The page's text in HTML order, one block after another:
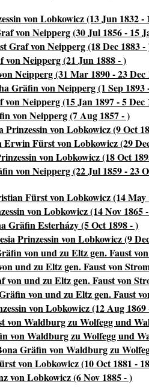
von Lobkowicz (13 Jun 1832 -
von Neipperg (30 Jul 1856 - 15
Graf von Neipperg (18 Dec 1883 -
Neipperg (21 Jun 1888 - )
Neipperg (31 Mar 1890 - 23 Dec
Gräfin von Neipperg (1 Sep 1893
Neipperg (15 Jan 1897 - 5 Dec
von Neipperg (7 Aug 1857 - )
Prinzessin von Lobkowicz (9 Oct
Fürst von Lobkowicz (29
von Lobkowicz (18 Oct
von Neipperg (22 Jul 1859 - 23
Fürst von Lobkowicz (14 May
von Lobkowicz (14 Nov 1865
Gräfin Esterházy (5 Oct 1898 - )
Prinzessin von Lobkowicz (9
von und zu Eltz gen. Faust
und zu Eltz gen. Faust von
von und zu Eltz gen. Faust von
von und zu Eltz gen. Faust
von Lobkowicz (12 Aug 1869
von Waldburg zu Wolfegg und
von Waldburg zu Wolfegg und
Gräfin von Waldburg zu
von Lobkowicz (10 Oct 1881 -
von Lobkowicz (6 Nov 1885 - )